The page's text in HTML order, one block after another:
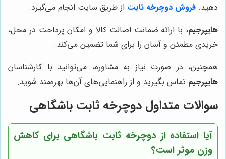
دهید. فروش دوچرخه ثابت از طریق سایت انجام می‌گیرد.
هایپرجیم، با ارائه ضمانت اصالت کالا و امکان پرداخت در محل،
خریدی مطمئن و آسان را برای شما تضمین می‌کند.
همچنین، در صورت نیاز به مشاوره، می‌توانید با کارشناسان
هایپرجیم تماس بگیرید و از راهنمایی‌های آن‌ها بهره‌مند شوید.
سوالات متداول دوچرخه ثابت باشگاهی
آیا استفاده از دوچرخه ثابت باشگاهی برای کاهش
وزن موثر است؟